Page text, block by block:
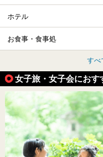
ホテル
お食事・食事処
すべ
女子旅・女子会におす